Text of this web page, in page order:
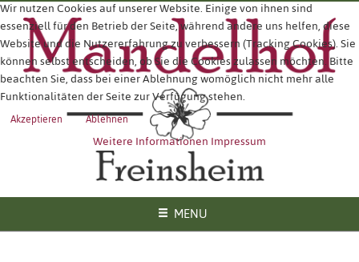
MENU
Wir nutzen Cookies auf unserer Website. Einige von ihnen sind
essenziell für den Betrieb der Seite, während andere uns helfen, diese
Website und die Nutzererfahrung zu verbessern (Tracking Cookies). Sie
können selbst entscheiden, ob Sie die Cookies zulassen möchten. Bitte
beachten Sie, dass bei einer Ablehnung womöglich nicht mehr alle
Funktionalitäten der Seite zur Verfügung stehen.
Akzeptieren Ablehnen
Weitere InformationenImpressum